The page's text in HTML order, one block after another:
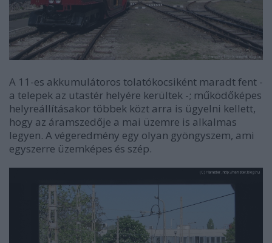
A 11-es akkumulátoros tolatókocsiként maradt fent -
a telepek az utastér helyére kerültek -; működőképes
helyreállításakor többek közt arra is ügyelni kellett,
hogy az áramszedője a mai üzemre is alkalmas
legyen. A végeredmény egy olyan gyöngyszem, ami
egyszerre üzemképes és szép.